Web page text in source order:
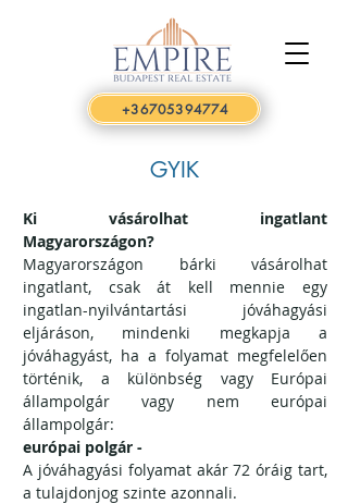
+36705394774
GYIK
Ki vásárolhat ingatlant
Magyarországon?
Magyarországon bárki vásárolhat
ingatlant, csak át kell mennie egy
ingatlan-nyilvántartási jóváhagyási
eljáráson, mindenki megkapja a
jóváhagyást, ha a folyamat megfelelően
történik, a különbség vagy
Európai
állampolgár vagy nem európai
állampolgár:
európai polgár -
A jóváhagyási folyamat akár 72 óráig tart,
a tulajdonjog szinte azonnali.